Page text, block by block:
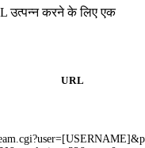
उत्पन्न करने के लिए एक
URL